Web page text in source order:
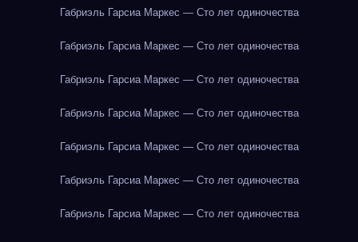
Габриэль Гарсиа Маркес — Сто лет одиночества
Габриэль Гарсиа Маркес — Сто лет одиночества
Габриэль Гарсиа Маркес — Сто лет одиночества
Габриэль Гарсиа Маркес — Сто лет одиночества
Габриэль Гарсиа Маркес — Сто лет одиночества
Габриэль Гарсиа Маркес — Сто лет одиночества
Габриэль Гарсиа Маркес — Сто лет одиночества